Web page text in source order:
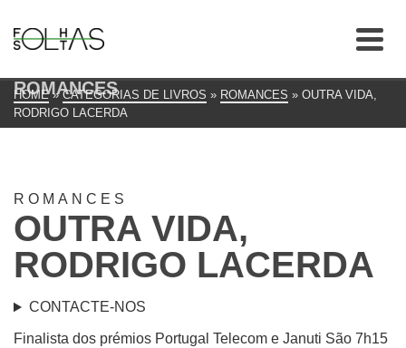
ROMANCES
HOME » CATEGORIAS DE LIVROS » ROMANCES » OUTRA VIDA,
RODRIGO LACERDA
ROMANCES
OUTRA VIDA,
RODRIGO LACERDA
CONTACTE-NOS
Finalista dos prémios Portugal Telecom e Januti São 7h15